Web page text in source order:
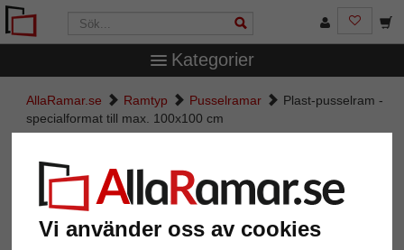
Vi använder oss av cookies
Kategorier
AllaRamar.se Ramtyp Pusselramar
Plast-pusselram -
specialformat till max. 100x100 cm
Plast-pusselram - specialformat
till max. 100x100 cm